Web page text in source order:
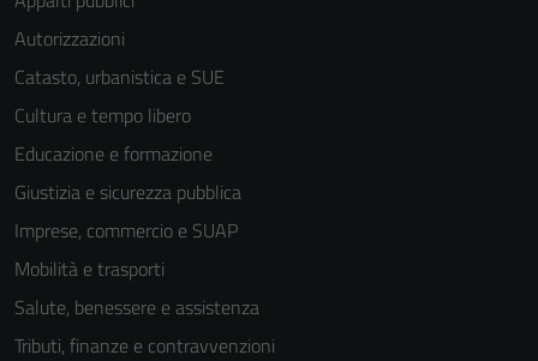
Autorizzazioni
Catasto, urbanistica e SUE
Cultura e tempo libero
Educazione e formazione
Giustizia e sicurezza pubblica
Imprese, commercio e SUAP
Mobilità e trasporti
Salute, benessere e assistenza
Tributi, finanze e contravvenzioni